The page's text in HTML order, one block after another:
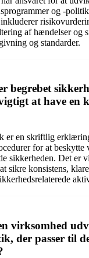
og -
af hændelser og
og standarder.
begrebet
at have en
er en skriftlig
for at beskytte
sikkerheden. Det er
sikre konsistens,
virksomhed
der passer til